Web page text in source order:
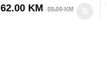
62.00 KM 89.00KM